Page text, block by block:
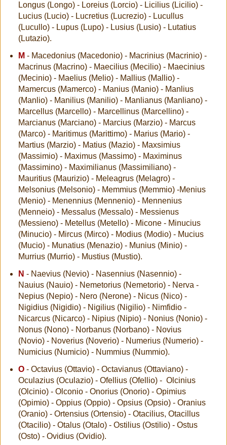
Longus (Longo) - Loreius (Lorcio) - Licilius (Licilio) -
Lucius (Lucio) - Lucretius (Lucrezio) - Lucullus
(Lucullo) - Lupus (Lupo) - Lusius (Lusio) - Lutatius
(Lutazio).
M - Macedonius (Macedonio) - Macrinius (Macrinio) -
Macrinus (Macrino) - Maecilius (Mecilio) - Maecinius
(Mecinio) - Maelius (Melio) - Mallius (Mallio) -
Mamercus (Mamerco) - Manius (Manio) - Manlius
(Manlio) - Manilius (Manilio) - Manlianus (Manliano) -
Marcellus (Marcello) - Marcellinus (Marcellino) -
Marcianus (Marciano) - Marcius (Marzio) - Marcus
(Marco) - Maritimus (Marittimo) - Marius (Mario) -
Martius (Marzio) - Matius (Mazio) - Maxsimius
(Massimio) - Maximus (Massimo) - Maximinus
(Massimino) - Maximilianus (Massimiliano) -
Mauritius (Maurizio) - Meleagrus (Melagro) -
Melsonius (Melsonio) - Memmius (Memmio) -Menius
(Menio) - Menennius (Mennenio) - Mennenius
(Menneio) - Messalus (Messalo) - Messienus
(Messieno) - Metellus (Metello) - Micone - Minucius
(Minucio) - Mircus (Mirco) - Modius (Modio) - Mucius
(Mucio) - Munatius (Menazio) - Munius (Minio) -
Murrius (Murrio) - Mustius (Mustio).
N - Naevius (Nevio) - Nasennius (Nasennio) -
Nauius (Nauio) - Nemetorius (Nemetorio) - Nerva -
Nepius (Nepio) - Nero (Nerone) - Nicus (Nico) -
Nigidius (Nigidio) - Nigilius (Nigilio) - Nimfidio -
Nicarcus (Nicarco) - Nipius (Nipio) - Nonius (Nonio) -
Nonus (Nono) - Norbanus (Norbano) - Novius
(Novio) - Noverius (Noverio) - Numerius (Numerio) -
Numicius (Numicio) - Nummius (Nummio).
O - Octavius (Ottavio) - Octavianus (Ottaviano) -
Oculazius (Oculazio) - Ofellius (Ofellio) - Olcinius
(Olcinio) - Olconio - Onorius (Onorio) - Opimius
(Opimio) - Oppius (Oppio) - Opsius (Opsio) - Oranius
(Oranio) - Ortensius (Ortensio) - Otacilius, Otacillus
(Otacilio) - Otalus (Otalo) - Ostilius (Ostilio) - Ostus
(Osto) - Ovidius (Ovidio).